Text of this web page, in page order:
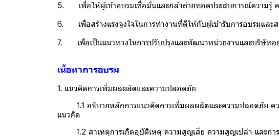
5. เพื่อให้ผู้เข้าอบรมเชื่อมั่นและกล้าถ่ายทอดประสบการณ์ความรู้
6. เพื่อสร้างแรงจูงใจในการทำงานที่ดีให้กับผู้เข้ารับการอบรมและ
7. เพื่อเป็นแนวทางในการปรับปรุงและพัฒนาหน่วยงานและบริษัทอ
เนื้อหาการอบรม
1. แนวคิดการเพิ่มผลผลิตและความปลอดภัย
1.1 อธิบายหลักการแนวคิดการเพิ่มผลผลิตและความปลอดภัย คว
แนวคิด
1.2 สาเหตุการเกิดอุบัติเหตุ ความสูญเสีย ความสูญเปล่า และกา